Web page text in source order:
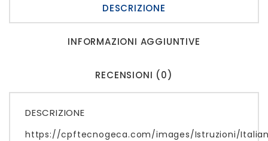
DESCRIZIONE
INFORMAZIONI AGGIUNTIVE
RECENSIONI (0)
DESCRIZIONE
https://cpftecnogeca.com/images/Istruzioni/Italiano/